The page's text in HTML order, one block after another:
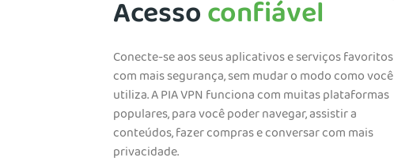
Acessoconfiável
Conecte-se aos seus aplicativos e serviços favoritos
com mais segurança, sem mudar o modo como
utiliza. A PIA VPN funciona com muitas plataformas
populares, para você poder navegar, assistir a
conteúdos, fazer compras e conversar com mais
privacidade.